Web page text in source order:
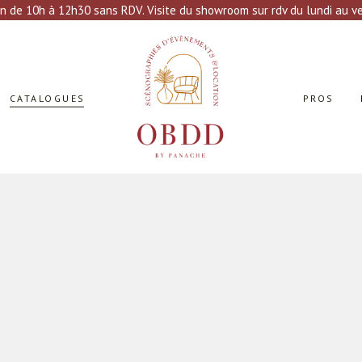
10h à 12h30 sans RDV. Visite du showroom sur rdv du lundi au
CATALOGUES PROS